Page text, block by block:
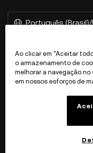
Português (Brasil)/
Mais sobre a OKX
Ao clicar em “Aceitar
o armazenamento de
melhorar a navegação
em nossos esforços de